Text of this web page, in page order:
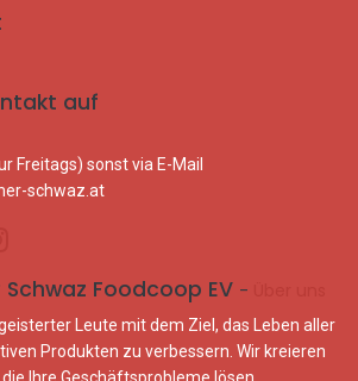
auf
Freitags) sonst via E-Mail
schwaz.at
Foodcoop EV -
Leute mit dem Ziel, das Leben aller
Produkten zu verbessern. Wir kreieren